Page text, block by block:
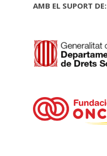
AMB EL SUPORT DE: